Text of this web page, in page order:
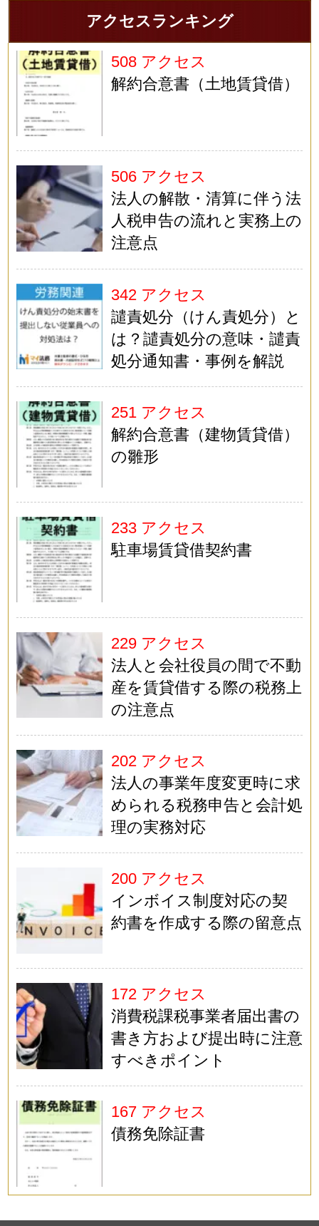
アクセスランキング
508 アクセス
解約合意書（土地賃貸借）
506 アクセス
法人の解散・清算に伴う法
人税申告の流れと実務上の
注意点
342 アクセス
譴責処分（けん責処分）と
は？譴責処分の意味・譴責
処分通知書・事例を解説
251 アクセス
解約合意書（建物賃貸借）
の雛形
233 アクセス
駐車場賃貸借契約書
229 アクセス
法人と会社役員の間で不動
産を賃貸借する際の税務上
の注意点
202 アクセス
法人の事業年度変更時に求
められる税務申告と会計処
理の実務対応
200 アクセス
インボイス制度対応の契
約書を作成する際の留意点
172 アクセス
消費税課税事業者届出書の
書き方および提出時に注意
すべきポイント
167 アクセス
債務免除証書